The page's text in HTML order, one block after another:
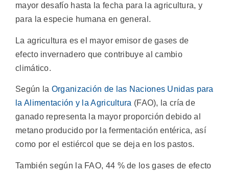
mayor desafío hasta la fecha para la agricultura, y
para la especie humana en general.
La agricultura es el mayor emisor de gases de
efecto invernadero que contribuye al cambio
climático.
Según la Organización de las Naciones Unidas para
la Alimentación y la Agricultura (FAO), la cría de
ganado representa la mayor proporción debido al
metano producido por la fermentación entérica, así
como por el estiércol que se deja en los pastos.
También según la FAO, 44 % de los gases de efecto